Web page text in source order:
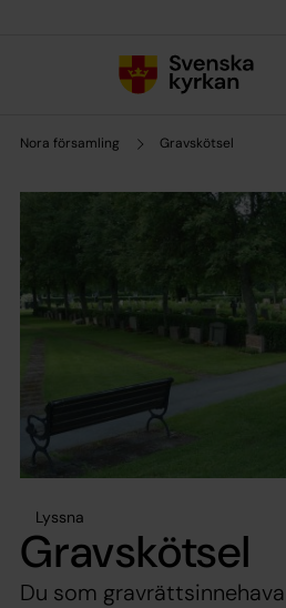
Nora församling Gravskötsel
Lyssna
Gravskötsel
Du som